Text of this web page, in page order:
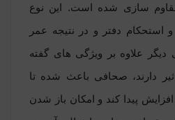
سازی شده است. این نوع
دفتر و در نتیجه عمر
دیگر علاوه بر ویژگی های گفته
دارند، صحافی باعث شده تا
پیدا کند و امکان باز شدن